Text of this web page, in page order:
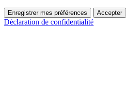
Enregistrer mes préférences Accepter
Déclaration de confidentialité